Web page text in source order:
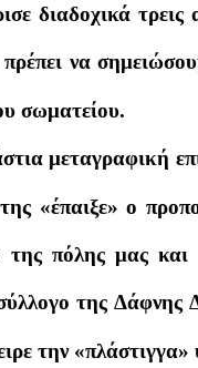
διαδοχικά
να
σωματείου.
μεταγραφική
«έπαιξε» ο
πόλης μας και
της Δάφνης
την